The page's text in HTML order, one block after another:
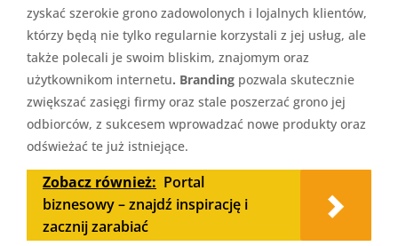
zyskać szerokie grono zadowolonych i lojalnych klientów,
którzy będą nie tylko regularnie korzystali z jej usług, ale
także polecali je swoim bliskim, znajomym oraz
użytkownikom internetu. Branding pozwala skutecznie
zwiększać zasięgi firmy oraz stale poszerzać grono jej
odbiorców, z sukcesem wprowadzać nowe produkty oraz
odświeżać te już istniejące.
Zobacz również: Portal
biznesowy – znajdź inspirację i
zacznij zarabiać